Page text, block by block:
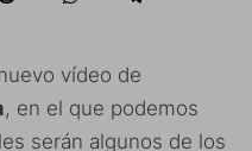
vídeo de
, en el que podemos
serán algunos de los